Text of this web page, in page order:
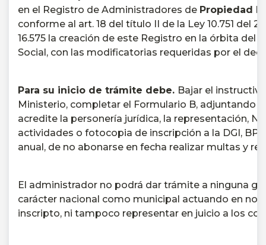
en el Registro de Administradores de Propiedad
conforme al art. 18 del título II de la Ley 10.751 del
16.575 la creación de este Registro en la órbita del
Social, con las modificatorias requeridas por el
Para su inicio de trámite debe. Bajar el
Ministerio, completar el Formulario B, adjuntando
acredite la personería jurídica, la representación,
actividades o fotocopia de inscripción a la DGI,
anual, de no abonarse en fecha realizar multas y
El administrador no podrá dar trámite a ninguna
carácter nacional como municipal actuando en
inscripto, ni tampoco representar en juicio a los